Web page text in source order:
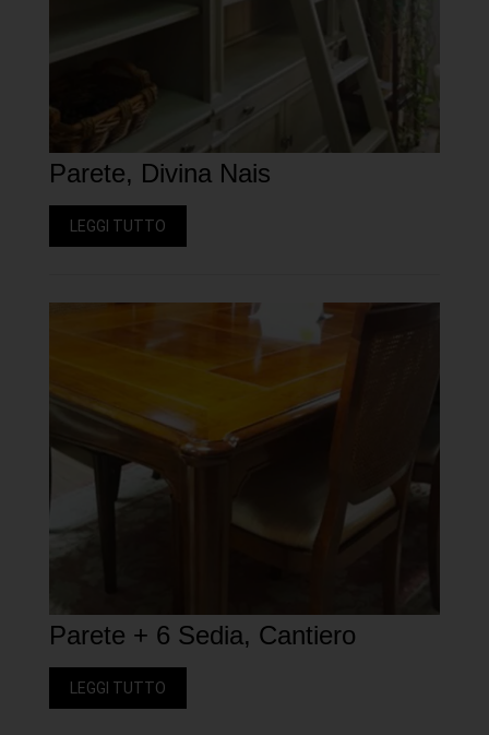
Parete, Divina Nais
LEGGI TUTTO
Parete + 6 Sedia, Cantiero
LEGGI TUTTO